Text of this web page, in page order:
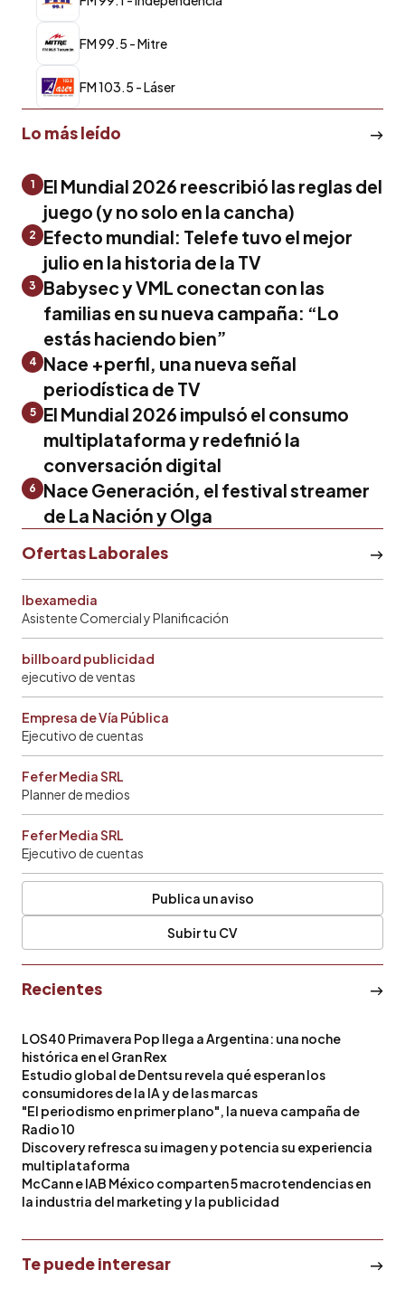
FM 99.5 - Mitre
FM 103.5 - Láser
Lo más leído
1
El Mundial 2026 reescribió las reglas del
juego (y no solo en la cancha)
2
Efecto mundial: Telefe tuvo el mejor
julio en la historia de la TV
3
Babysec y VML conectan con las
familias en su nueva campaña: “Lo
estás haciendo bien”
4 Nace +perfil, una nueva señal
periodística de TV
5
El Mundial 2026 impulsó el consumo
multiplataforma y redefinió la
conversación digital
6
Nace Generación, el festival streamer
de La Nación y Olga
Ofertas Laborales
Ibexamedia
Asistente Comercial y Planificación
billboard publicidad
ejecutivo de ventas
Empresa de Vía Pública
Ejecutivo de cuentas
Fefer Media SRL
Planner de medios
Fefer Media SRL
Ejecutivo de cuentas
Publica un aviso
Subir tu CV
Recientes
LOS40 Primavera Pop llega a Argentina: una noche
histórica en el Gran Rex
Estudio global de Dentsu revela qué esperan los
consumidores de la IA y de las marcas
"El periodismo en primer plano", la nueva campaña de
Radio 10
Discovery refresca su imagen y potencia su experiencia
multiplataforma
McCann e IAB México comparten 5 macrotendencias en
la industria del marketing y la publicidad
Te puede interesar